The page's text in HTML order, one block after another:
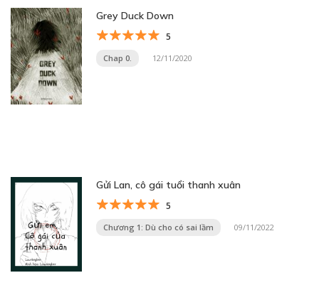
Grey Duck Down
5
Chap 0. 12/11/2020
Gửi Lan, cô gái tuổi thanh xuân
5
Chương 1: Dù cho có sai lầm 09/11/2022